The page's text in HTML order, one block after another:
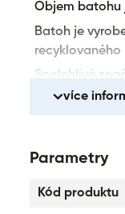
Objem batohu
Batoh je
Spolehlivé
Reflexní
akreditované
více
Parametry
Kód produktu